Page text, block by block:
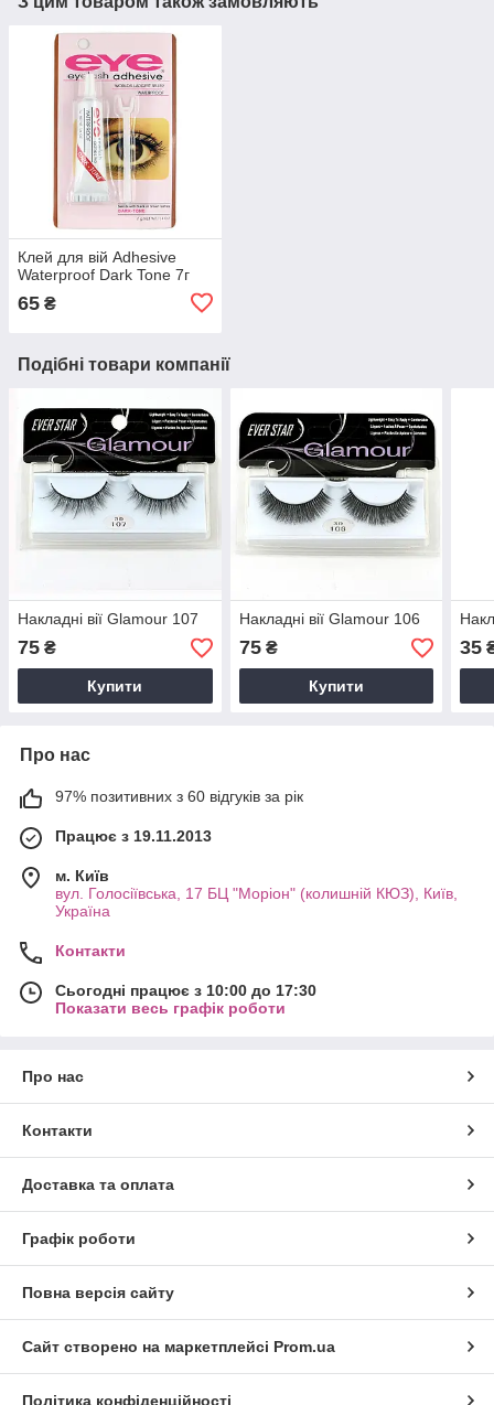
Клей для вій Adhesive
Waterproof Dark Tone 7г
65 ₴
Подібні товари компанії
Накладні вії Glamour 107
75 ₴
Купити
Накладні вії Glamour 106
75₴
Купити
35
Про нас
97% позитивних з 60 відгуків за рік
Працює з 19.11.2013
м. Київ
вул. Голосіївська, 17 БЦ "Моріон" (колишній КЮЗ), Київ,
Україна
Контакти
Сьогодні працює з 10:00 до 17:30
Показати весь графік роботи
Про нас
Контакти
Доставка та оплата
Графік роботи
Повна версія сайту
Сайт створено на маркетплейсі Prom.ua
Політика конфіденційності